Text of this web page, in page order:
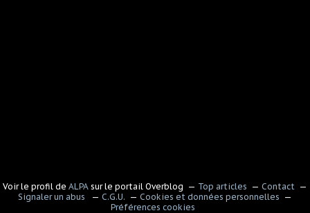
Voir le profil de ALPA sur le portail Overblog Top articles
Contact
Signaler un abus
C.G.U.
Cookies et données personnelles
Préférences cookies